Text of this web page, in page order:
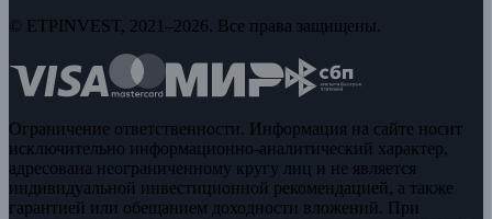
© ETPINVEST, 2021–2026. Все права защищены.
Ограничение ответственности. Информация на сайте носит
исключительно информационно-аналитический характер,
адресована неограниченному кругу лиц и не является
индивидуальной инвестиционной рекомендацией, а также
гарантией или обещанием доходности вложений. При